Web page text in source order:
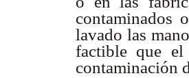
contaminados
lavado las
factible que
contaminación